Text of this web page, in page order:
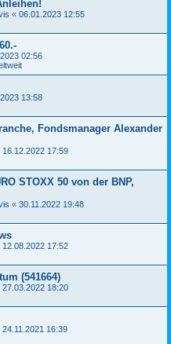
« 06.01.2023 12:55
02:56
13:58
Fondsmanager Alexander
16.12.2022 17:59
STOXX 50 von der BNP,
« 30.11.2022 19:48
12.08.2022 17:52
(541664)
27.03.2022 18:20
24.11.2021 16:39